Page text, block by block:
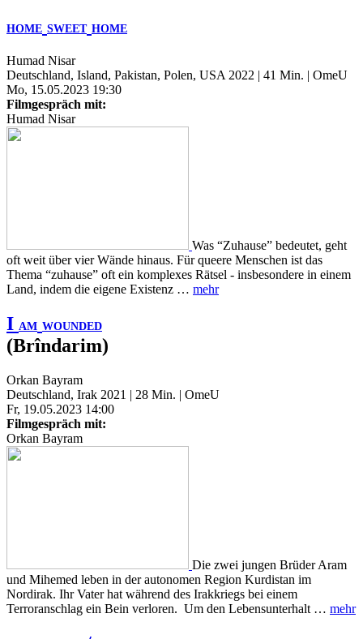
HOME SWEET HOME
Humad Nisar
Deutschland, Island, Pakistan, Polen, USA 2022 | 41 Min. | OmeU
Mo, 15.05.2023 19:30
Filmgespräch mit:
Humad Nisar
Was “Zuhause” bedeutet, geht
oft weit über vier Wände hinaus. Für queere Menschen ist das
Thema “zuhause” oft ein komplexes Rätsel - insbesondere in einem
Land, indem die eigene Existenz … mehr
I AM WOUNDED
(Brîndarim)
Orkan Bayram
Deutschland, Irak 2021 | 28 Min. | OmeU
Fr, 19.05.2023 14:00
Filmgespräch mit:
Orkan Bayram
Die zwei jungen Brüder Aram
und Mihemed leben in der autonomen Region Kurdistan im
Nordirak. Ihr Vater hat während des Irakkriegs bei einem
Terroranschlag ein Bein verloren. Um den Lebensunterhalt … mehr